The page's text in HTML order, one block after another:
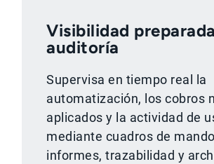
Visibilidad
auditoría
Supervisa en tiempo real la
automatización, los cobros
aplicados y la actividad de
mediante cuadros de
informes, trazabilidad y